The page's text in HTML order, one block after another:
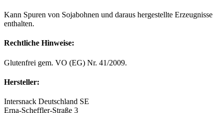
Kann Spuren von Sojabohnen und daraus hergestellte Erzeugnisse
enthalten.
Rechtliche Hinweise:
Glutenfrei gem. VO (EG) Nr. 41/2009.
Hersteller:
Intersnack Deutschland SE
Erna-Scheffler-Straße 3